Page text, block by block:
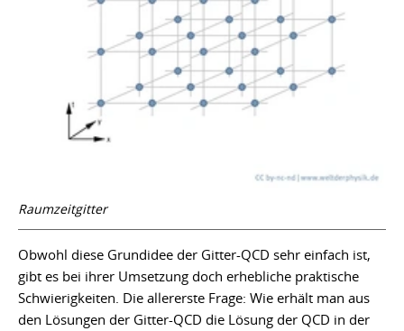
Raumzeitgitter
Obwohl diese Grundidee der Gitter-QCD sehr einfach ist,
gibt es bei ihrer Umsetzung doch erhebliche praktische
Schwierigkeiten. Die allererste Frage: Wie erhält man aus
den Lösungen der Gitter-QCD die Lösung der QCD in der